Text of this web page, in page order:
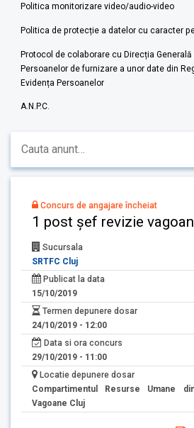
Politica monitorizare video/audio-video
Politica de protecție a datelor cu caracter
Protocol de colaborare cu Direcția
Persoanelor de furnizare a unor date din
Evidența Persoanelor
A.N.P.C.
Concurs de angajare încheiat
1 post șef revizie
Sucursala
SRTFC Cluj
Publicat la data
15/10/2019
Termen depunere dosar
24/10/2019 - 12:00
Data si ora concurs
29/10/2019 - 11:00
Locatie depunere dosar
Compartimentul Resurse Umane
Vagoane Cluj